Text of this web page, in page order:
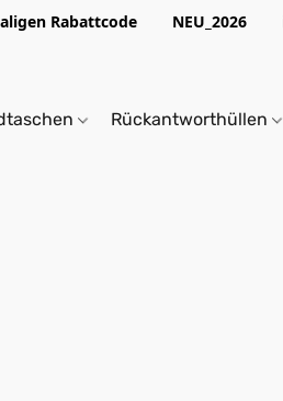
Rabattcode NEU_2026
Rückantworthüllen